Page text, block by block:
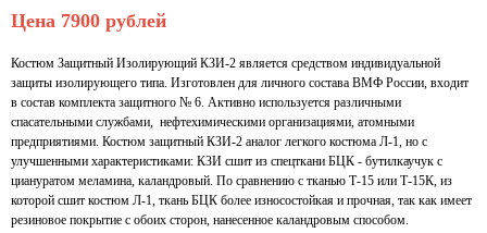
Цена 7900 рублей
Костюм Защитный Изолирующий КЗИ-2 является средством индивидуальной
защиты изолирующего типа. Изготовлен для личного состава ВМФ России, входит
в состав комплекта защитного № 6. Активно используется различными
спасательными службами, нефтехимическими организациями, атомными
предприятиями. Костюм защитный КЗИ-2 аналог легкого костюма Л-1, но с
улучшенными характеристиками: КЗИ сшит из спецткани БЦК - бутилкаучук с
циануратом меламина, каландровый. По сравнению с тканью Т-15 или Т-15К, из
которой сшит костюм Л-1, ткань БЦК более износостойкая и прочная, так как имеет
резиновое покрытие с обоих сторон, нанесенное каландровым способом.